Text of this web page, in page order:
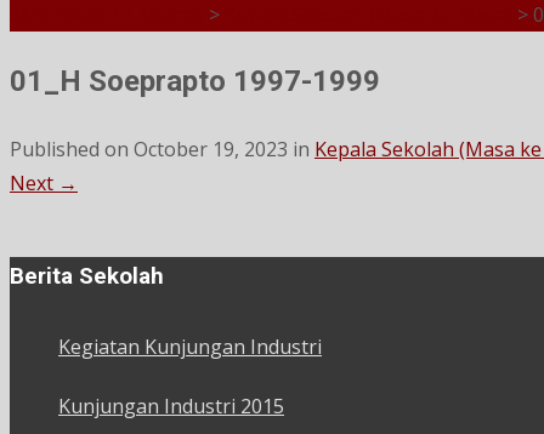
> >
01_H Soeprapto 1997-1999
Published on October 19, 2023 in Kepala Sekolah (Masa
Next →
Berita Sekolah
Kegiatan Kunjungan Industri
Kunjungan Industri 2015